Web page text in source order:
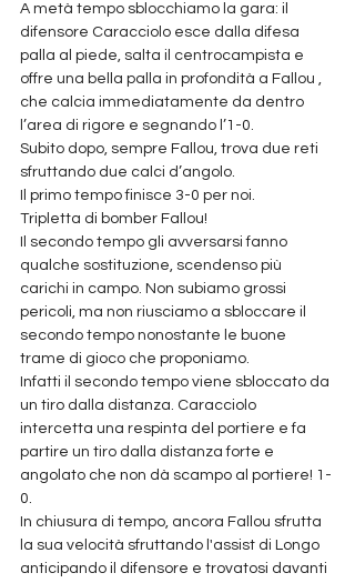
A metà tempo sblocchiamo la gara: il
difensore Caracciolo esce dalla difesa
palla al piede, salta il centrocampista e
offre una bella palla in profondità a Fallou ,
che calcia immediatamente da dentro
l’area di rigore e segnando l’1-0.
Subito dopo, sempre Fallou, trova due reti
sfruttando due calci d’angolo.
Il primo tempo finisce 3-0 per noi.
Tripletta di bomber Fallou!
Il secondo tempo gli avversarsi fanno
qualche sostituzione, scendenso più
carichi in campo. Non subiamo grossi
pericoli, ma non riusciamo a sbloccare il
secondo tempo nonostante le buone
trame di gioco che proponiamo.
Infatti il secondo tempo viene sbloccato da
un tiro dalla distanza. Caracciolo
intercetta una respinta del portiere e fa
partire un tiro dalla distanza forte e
angolato che non dà scampo al portiere! 1-
0.
In chiusura di tempo, ancora Fallou sfrutta
la sua velocità sfruttando l'assist di Longo
anticipando il difensore e trovatosi davanti